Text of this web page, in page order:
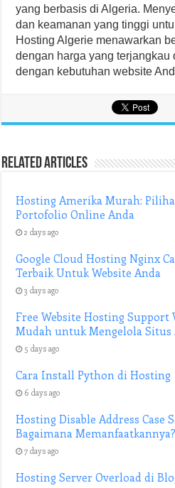
yang berbasis di Algeria.
dan keamanan yang tinggi
Hosting Algerie menawarkan
dengan harga yang terjangkau
dengan kebutuhan website
Related Articles
Hosting Amerika Murah:
Portofolio Online Anda
2 days ago
Google Cloud Hosting Nginx
Terbaik Untuk Website Anda
3 days ago
Free Website Hosting Support
Mudah untuk Mengelola Situs
5 days ago
Cara Install Python di Hosting
6 days ago
Hosting Disable Address Case
Bagaimana Memanfaatkannya?
7 days ago
Hosting Server Overload di